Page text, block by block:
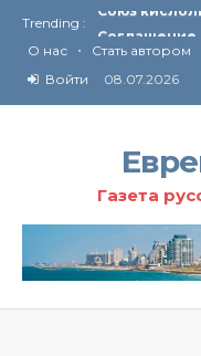
Trending :
Технология
О нас • Стать автором
Войти
08.07.2026
Газета